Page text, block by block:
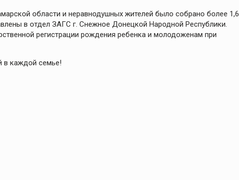
области и неравнодушных жителей было собрано более 1,6
в отдел ЗАГС г. Снежное Донецкой Народной Республики.
регистрации рождения ребенка и молодоженам при
в каждой семье!